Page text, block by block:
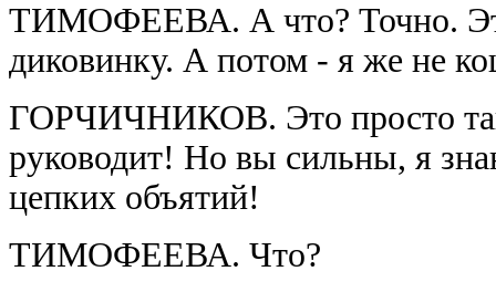
ТИМОФЕЕВА. А что? Точно.
диковинку. А потом - я же не
ГОРЧИЧНИКОВ. Это просто
руководит! Но вы сильны, я
цепких объятий!
ТИМОФЕЕВА. Что?